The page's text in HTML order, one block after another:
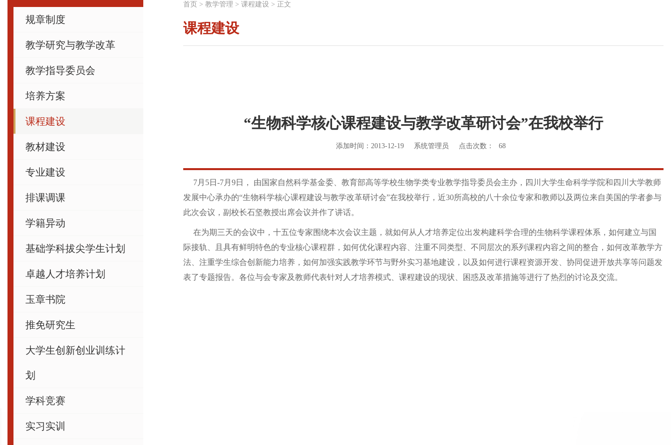
规章制度
教学研究与教学改革
教学指导委员会
培养方案
课程建设
教材建设
专业建设
排课调课
学籍异动
基础学科拔尖学生计划
卓越人才培养计划
玉章书院
推免研究生
大学生创新创业训练计
划
学科竞赛
实习实训
首页 > 教学管理 > 课程建设 > 正文
课程建设
“生物科学核心课程建设与教学改革研讨会”在我校举行
添加时间：2013-12-19 系统管理员 点击次数： 68
7月5日-7月9日， 由国家自然科学基金委、教育部高等学校生物学类专业教学指导委员会主办，四川大学生命科学学院和四川大学教师
发展中心承办的“生物科学核心课程建设与教学改革研讨会”在我校举行，近30所高校的八十余位专家和教师以及两位来自美国的学者参与
此次会议，副校长石坚教授出席会议并作了讲话。
在为期三天的会议中，十五位专家围绕本次会议主题，就如何从人才培养定位出发构建科学合理的生物科学课程体系，如何建立与国
际接轨、且具有鲜明特色的专业核心课程群，如何优化课程内容、注重不同类型、不同层次的系列课程内容之间的整合，如何改革教学方
法、注重学生综合创新能力培养，如何加强实践教学环节与野外实习基地建设，以及如何进行课程资源开发、协同促进开放共享等问题发
表了专题报告。各位与会专家及教师代表针对人才培养模式、课程建设的现状、困惑及改革措施等进行了热烈的讨论及交流。